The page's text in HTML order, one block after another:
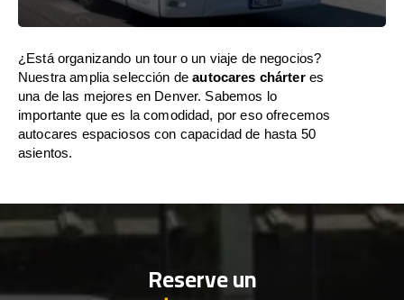
¿Está organizando un tour o un viaje de negocios?
Nuestra amplia selección deautocares chárteres
una de las mejores en Denver. Sabemos lo
importante que es la comodidad, por eso ofrecemos
autocares espaciosos con capacidad de hasta 50
asientos.
Reserve un